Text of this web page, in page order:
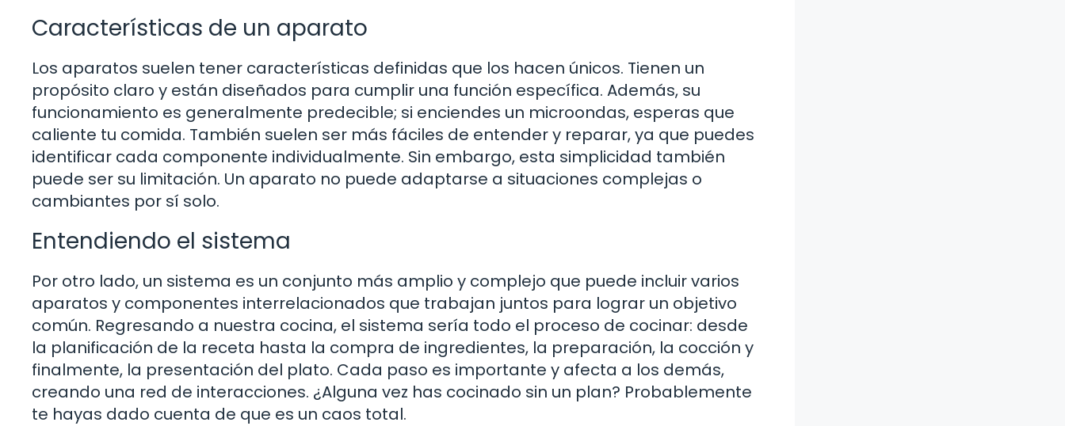
Características de un aparato
Los aparatos suelen tener características definidas que los hacen únicos. Tienen un
propósito claro y están diseñados para cumplir una función específica. Además, su
funcionamiento es generalmente predecible; si enciendes un microondas, esperas que
caliente tu comida. También suelen ser más fáciles de entender y reparar, ya que puedes
identificar cada componente individualmente. Sin embargo, esta simplicidad también
puede ser su limitación. Un aparato no puede adaptarse a situaciones complejas o
cambiantes por sí solo.
Entendiendo el sistema
Por otro lado, un sistema es un conjunto más amplio y complejo que puede incluir varios
aparatos y componentes interrelacionados que trabajan juntos para lograr un objetivo
común. Regresando a nuestra cocina, el sistema sería todo el proceso de cocinar: desde
la planificación de la receta hasta la compra de ingredientes, la preparación, la cocción y
finalmente, la presentación del plato. Cada paso es importante y afecta a los demás,
creando una red de interacciones. ¿Alguna vez has cocinado sin un plan? Probablemente
te hayas dado cuenta de que es un caos total.